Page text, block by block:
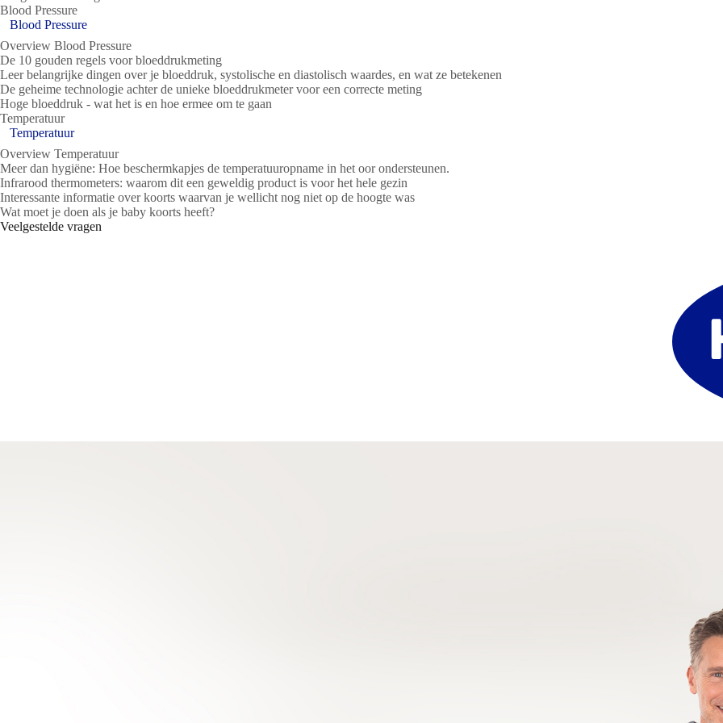
Blood Pressure
Blood Pressure
Overview Blood Pressure
De 10 gouden regels voor bloeddrukmeting
Leer belangrijke dingen over je bloeddruk, systolische en diastolisch waardes, en wat ze betekenen
De geheime technologie achter de unieke bloeddrukmeter voor een correcte meting
Hoge bloeddruk - wat het is en hoe ermee om te gaan
Temperatuur
Temperatuur
Overview Temperatuur
Meer dan hygiëne: Hoe beschermkapjes de temperatuuropname in het oor ondersteunen.
Infrarood thermometers: waarom dit een geweldig product is voor het hele gezin
Interessante informatie over koorts waarvan je wellicht nog niet op de hoogte was
Wat moet je doen als je baby koorts heeft?
Veelgestelde vragen